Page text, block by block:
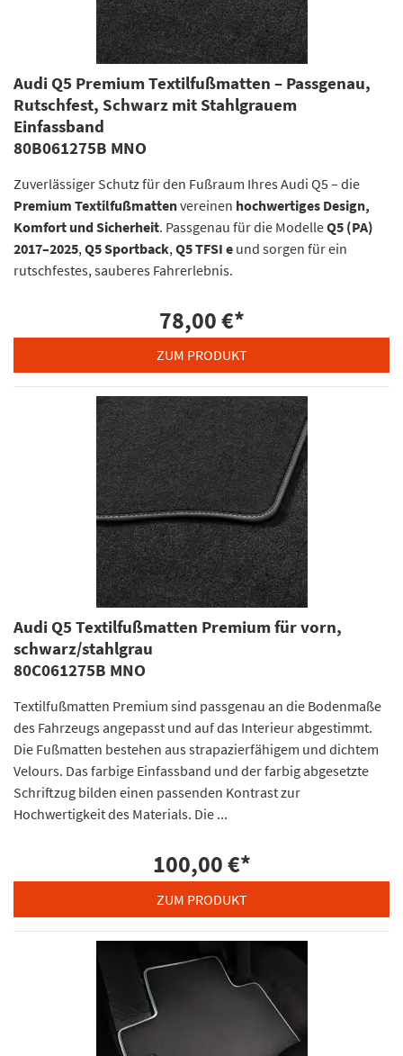
Audi Q5 Premium Textilfußmatten – Passgenau,
Rutschfest, Schwarz mit Stahlgrauem
Einfassband
80B061275B MNO
Zuverlässiger Schutz für den Fußraum Ihres Audi Q5 – die
Premium Textilfußmattenvereinen hochwertiges Design,
Komfort und Sicherheit. Passgenau für die ModelleQ5 (PA)
2017–2025, Q5 Sportback, Q5 TFSI e und sorgen für ein
rutschfestes, sauberes Fahrerlebnis.
78,00 €*
ZUM PRODUKT
Audi Q5 Textilfußmatten Premium für vorn,
schwarz/stahlgrau
80C061275B MNO
Textilfußmatten Premium sind passgenau an die Bodenmaße
des Fahrzeugs angepasst und auf das Interieur abgestimmt.
Die Fußmatten bestehen aus strapazierfähigem und dichtem
Velours. Das farbige Einfassband und der farbig abgesetzte
Schriftzug bilden einen passenden Kontrast zur
Hochwertigkeit des Materials. Die ...
100,00 €*
ZUM PRODUKT